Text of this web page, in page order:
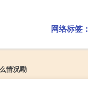
网络标签：
情况嘞